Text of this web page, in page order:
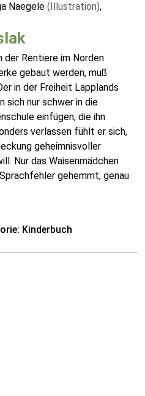
Naegele (Illustration),
der Rentiere im Norden
gebaut werden, muß
in der Freiheit Lapplands
sich nur schwer in die
einfügen, die ihn
verlassen fühlt er sich,
geheimnisvoller
Nur das Waisenmädchen
gehemmt, genau
Kinderbuch